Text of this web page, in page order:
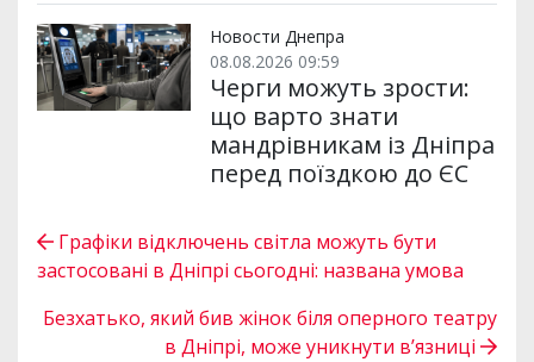
Новости Днепра
08.08.2026 09:59
Черги можуть зрости:
що варто знати
мандрівникам із Дніпра
перед поїздкою до ЄС
Графіки відключень світла можуть бути
застосовані в Дніпрі сьогодні: названа умова
Безхатько, який бив жінок біля оперного театру
в Дніпрі, може уникнути в’язниці